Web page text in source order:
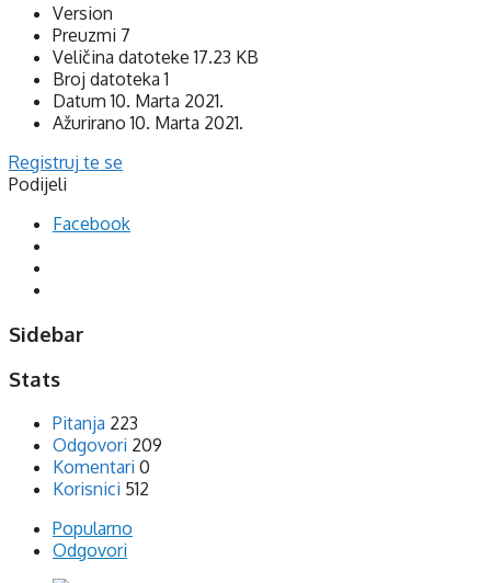
Version
Preuzmi 7
Veličina datoteke17.23 KB
Broj datoteka1
Datum10. Marta 2021.
Ažurirano10. Marta 2021.
Registruj te se
Podijeli
Facebook
Sidebar
Stats
Pitanja 223
Odgovori 209
Komentari 0
Korisnici 512
Popularno
Odgovori